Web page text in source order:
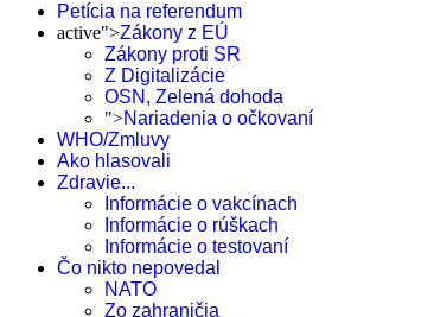
Petícia na referendum
active">Zákony z EÚ
Zákony proti SR
Z Digitalizácie
OSN, Zelená dohoda
">Nariadenia o očkovaní
WHO/Zmluvy
Ako hlasovali
Zdravie...
Informácie o vakcínach
Informácie o rúškach
Informácie o testovaní
Čo nikto nepovedal
NATO
Zo zahraničia